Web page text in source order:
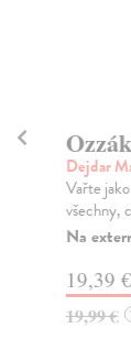
Dejdar
Vařte
všechny,
Na
19,39 €
19,99 €